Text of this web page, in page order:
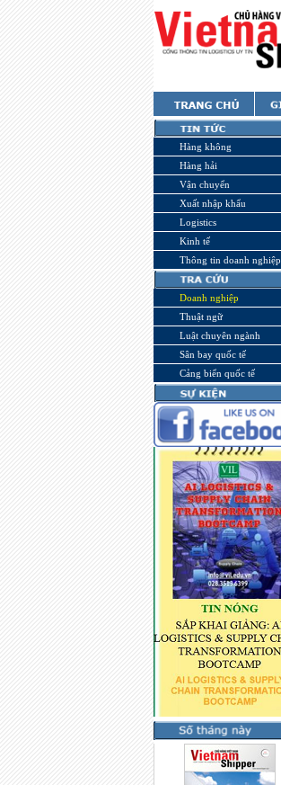
Hàng không
Hàng hải
Vận chuyển
Xuất nhập khẩu
Logistics
Kinh tế
Thông tin doanh nghiệp
Doanh nghiệp
Thuật ngữ
Luật chuyên ngành
Sân bay quốc tế
Cảng biển quốc tế